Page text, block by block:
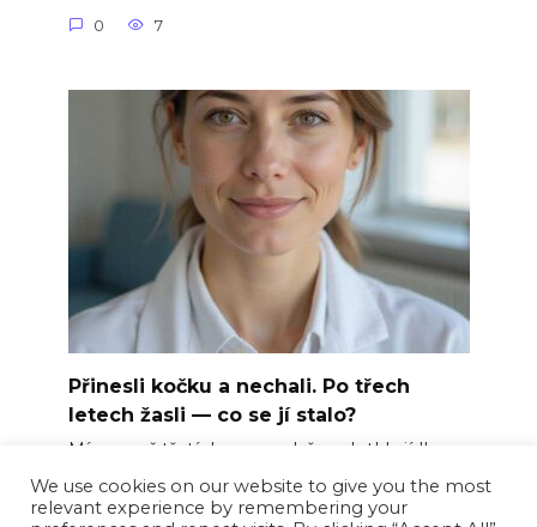
0 7
Přinesli kočku a nechali. Po třech
letech žasli — co se jí stalo?
Míca se už třetí den po sobě nedotkla jídla.
0 22
We use cookies on our website to give you the most
relevant experience by remembering your